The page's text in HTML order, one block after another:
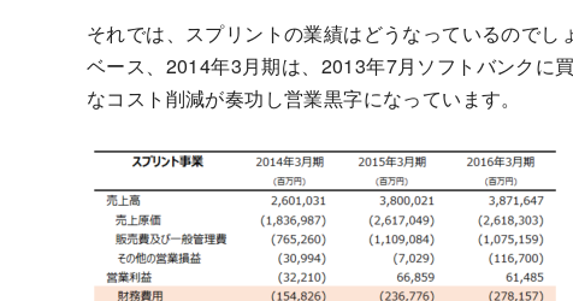
それでは、スプリントの業績はどうなっているので
ベース、2014年3月期は、2013年7月ソフトバンクに
なコスト削減が奏功し営業黒字になっています。